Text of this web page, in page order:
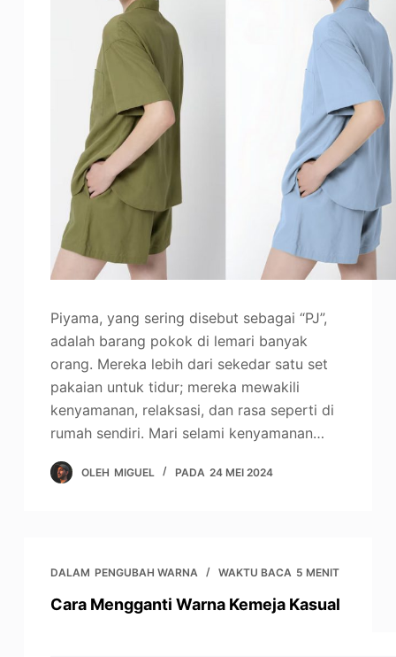
Piyama, yang sering disebut sebagai “PJ”,
adalah barang pokok di lemari banyak
orang. Mereka lebih dari sekedar satu set
pakaian untuk tidur; mereka mewakili
kenyamanan, relaksasi, dan rasa seperti di
rumah sendiri. Mari selami kenyamanan…
OLEH MIGUEL PADA 24 MEI 2024
DALAM PENGUBAH WARNA WAKTU BACA 5 MENIT
Cara Mengganti Warna Kemeja Kasual